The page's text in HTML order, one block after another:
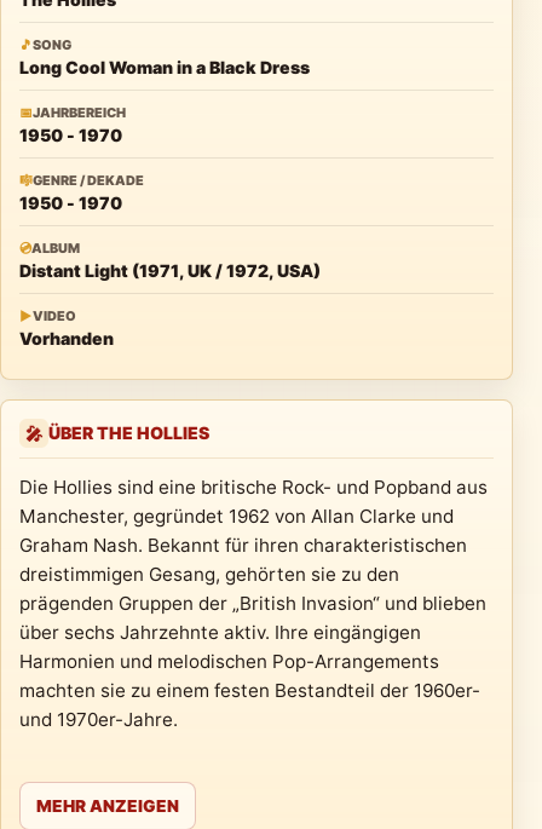
🎵SONG
Long Cool Woman in a Black Dress
📅JAHRBEREICH
1950 - 1970
🎼GENRE / DEKADE
1950 - 1970
💿ALBUM
Distant Light (1971, UK / 1972, USA)
▶VIDEO
Vorhanden
🎤 ÜBER THE HOLLIES
Die Hollies sind eine britische Rock- und Popband aus
Manchester, gegründet 1962 von Allan Clarke und
Graham Nash. Bekannt für ihren charakteristischen
dreistimmigen Gesang, gehörten sie zu den
prägenden Gruppen der „British Invasion“ und blieben
über sechs Jahrzehnte aktiv. Ihre eingängigen
Harmonien und melodischen Pop-Arrangements
machten sie zu einem festen Bestandteil der 1960er-
und 1970er-Jahre.
MEHR ANZEIGEN